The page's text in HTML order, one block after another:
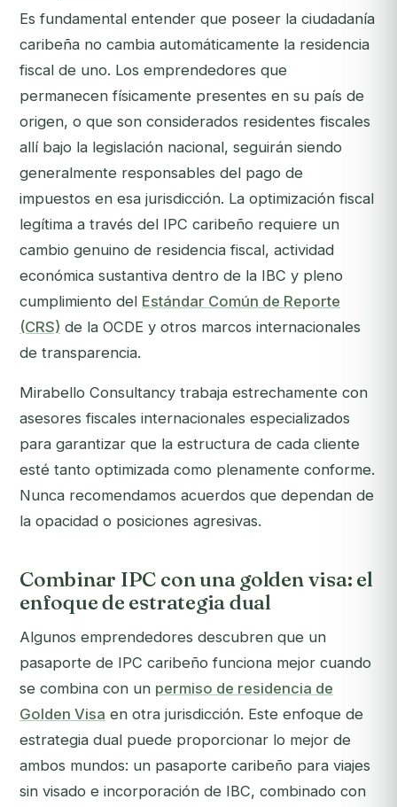
Es fundamental entender que poseer la ciudadanía
caribeña no cambia automáticamente la residencia
fiscal de uno. Los emprendedores que
permanecen físicamente presentes en su país de
origen, o que son considerados residentes fiscales
allí bajo la legislación nacional, seguirán siendo
generalmente responsables del pago de
impuestos en esa jurisdicción. La optimización fiscal
legítima a través del IPC caribeño requiere un
cambio genuino de residencia fiscal, actividad
económica sustantiva dentro de la IBC y pleno
cumplimiento del Estándar Común de Reporte
(CRS) de la OCDE y otros marcos internacionales
de transparencia.
Mirabello Consultancy trabaja estrechamente con
asesores fiscales internacionales especializados
para garantizar que la estructura de cada cliente
esté tanto optimizada como plenamente conforme.
Nunca recomendamos acuerdos que dependan de
la opacidad o posiciones agresivas.
Combinar IPC con una golden visa: el
enfoque de estrategia dual
Algunos emprendedores descubren que un
pasaporte de IPC caribeño funciona mejor cuando
se combina con un permiso de residencia de
Golden Visa en otra jurisdicción. Este enfoque de
estrategia dual puede proporcionar lo mejor de
ambos mundos: un pasaporte caribeño para viajes
sin visado e incorporación de IBC, combinado con